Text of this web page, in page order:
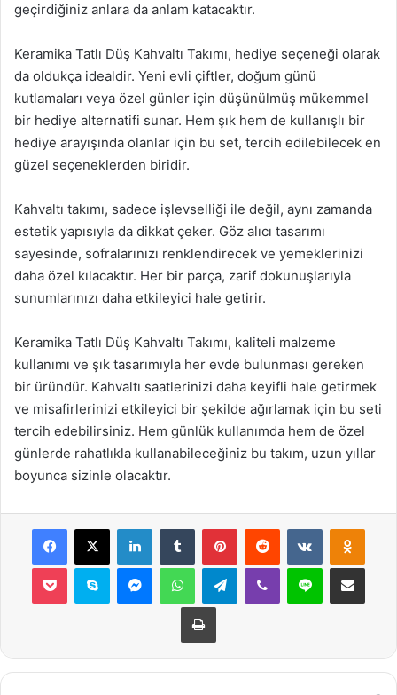
geçirdiğiniz anlara da anlam katacaktır.
Keramika Tatlı Düş Kahvaltı Takımı, hediye seçeneği olarak
da oldukça idealdir. Yeni evli çiftler, doğum günü
kutlamaları veya özel günler için düşünülmüş mükemmel
bir hediye alternatifi sunar. Hem şık hem de kullanışlı bir
hediye arayışında olanlar için bu set, tercih edilebilecek en
güzel seçeneklerden biridir.
Kahvaltı takımı, sadece işlevselliği ile değil, aynı zamanda
estetik yapısıyla da dikkat çeker. Göz alıcı tasarımı
sayesinde, sofralarınızı renklendirecek ve yemeklerinizi
daha özel kılacaktır. Her bir parça, zarif dokunuşlarıyla
sunumlarınızı daha etkileyici hale getirir.
Keramika Tatlı Düş Kahvaltı Takımı, kaliteli malzeme
kullanımı ve şık tasarımıyla her evde bulunması gereken
bir üründür. Kahvaltı saatlerinizi daha keyifli hale getirmek
ve misafirlerinizi etkileyici bir şekilde ağırlamak için bu seti
tercih edebilirsiniz. Hem günlük kullanımda hem de özel
günlerde rahatlıkla kullanabileceğiniz bu takım, uzun yıllar
boyunca sizinle olacaktır.
Facebook
X LinkedInTumblr PinterestReddit VKontakte
Pocket Skype MessengerWhatsAppTelegramViber Line E-Posta ile
Yazdır